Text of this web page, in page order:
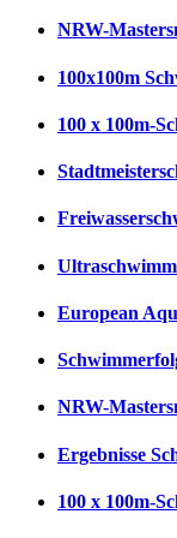
NRW-
100x100m
100 x 100m-
European
NRW-
Ergebnisse
100 x 100m-